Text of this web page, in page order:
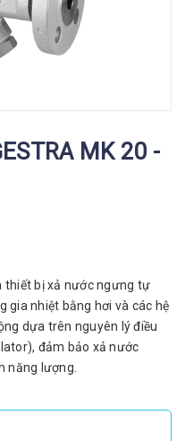
MK 20 -
thiết bị xả nước ngưng tự
gia nhiệt bằng hơi và các hệ
dựa trên nguyên lý điều
đảm bảo xả nước
năng lượng.